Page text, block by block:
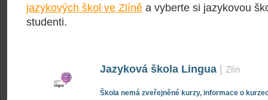
jazykových škol ve Zlíně a vyberte si jazykovou
studenti.
Jazyková škola Lingua Zlín
Škola nemá zveřejněné kurzy, informace o